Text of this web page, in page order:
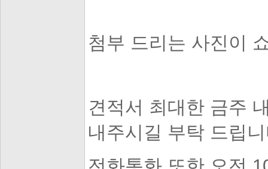
첨부 드리는 사진이
견적서 최대한 금주
내주시길 부탁 드립